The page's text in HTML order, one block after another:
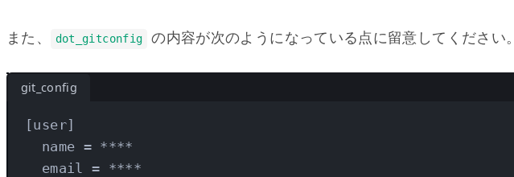
また、 dot_gitconfig の内容が次のようになっている点に留意してください。
git_config
[user]
name = ****
email
= ****